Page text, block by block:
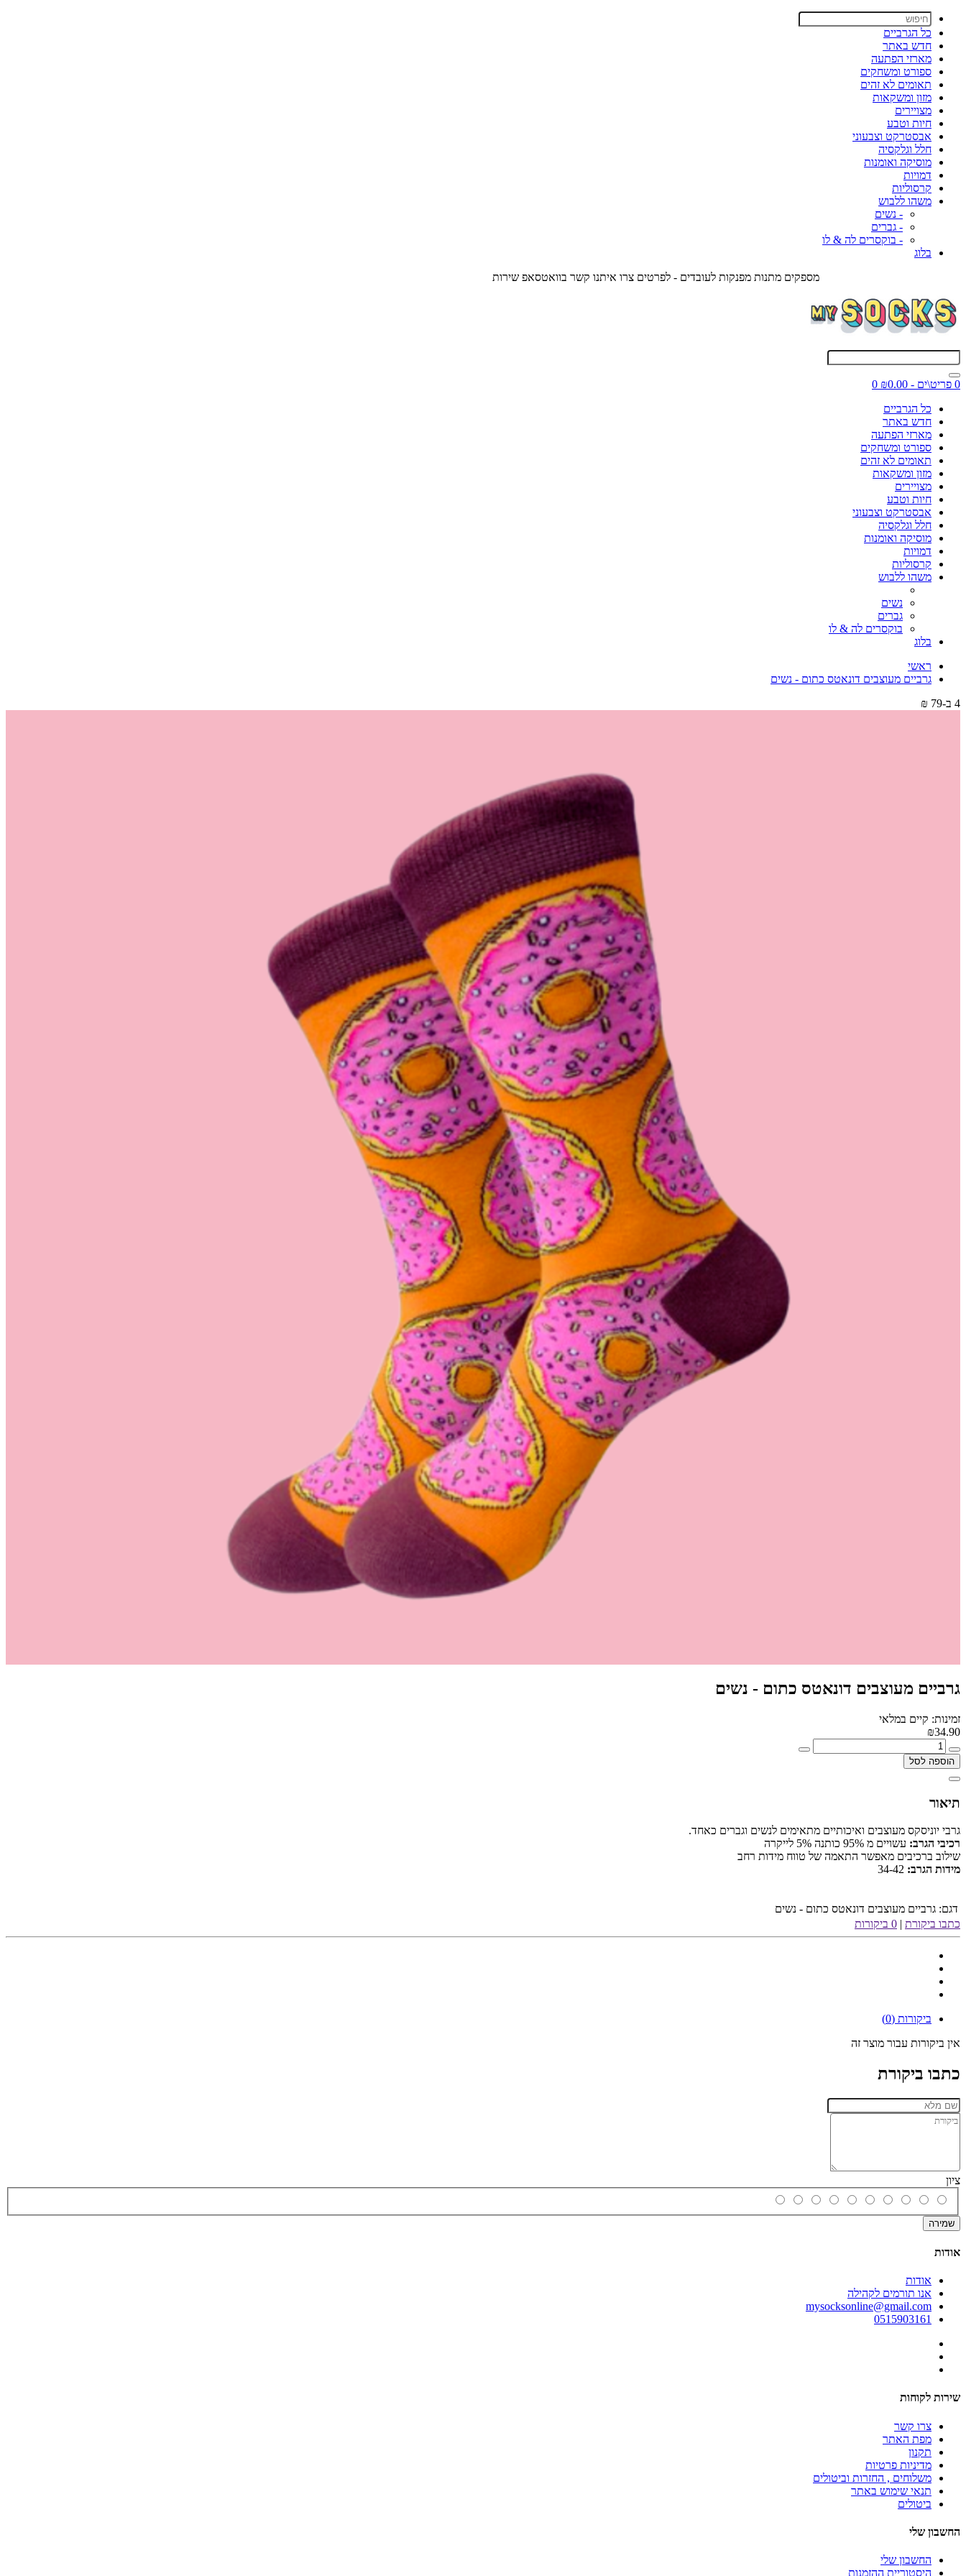
כל הגרביים
חדש באתר
מארזי הפתעה
ספורט ומשחקים
תאומים לא זהים
מזון ומשקאות
מצויירים
חיות וטבע
אבסטרקט וצבעוני
חלל וגלקסיה
מוסיקה ואומנות
דמויות
קרסוליות
משהו ללבוש
- נשים
- גברים
- בוקסרים לה & לו
בלוג
מספקים מתנות מפנקות לעובדים - לפרטים צרו איתנו קשר בוואטסאפ שירות
0 פריט\ים - ₪0.00
0
כל הגרביים
חדש באתר
מארזי הפתעה
ספורט ומשחקים
תאומים לא זהים
מזון ומשקאות
מצויירים
חיות וטבע
אבסטרקט וצבעוני
חלל וגלקסיה
מוסיקה ואומנות
דמויות
קרסוליות
משהו ללבוש
נשים
גברים
בוקסרים לה & לו
בלוג
ראשי
גרביים מעוצבים דונאטס כתום - נשים
4 ב-79 ₪
גרביים מעוצבים דונאטס כתום - נשים
זמינות: קיים במלאי
₪34.90
הוספה לסל
תיאור
גרבי יוניסקס מעוצבים ואיכותיים מתאימים לנשים וגברים כאחד.
רכיבי הגרב: עשויים מ 95% כותנה 5% לייקרה
שילוב ברכיבים מאפשר התאמה של טווח מידות רחב
מידות הגרב: 34-42
דגם: גרביים מעוצבים דונאטס כתום - נשים
כתבו ביקורת | 0 ביקורות
ביקורות (0)
אין ביקורות עבור מוצר זה
כתבו ביקורת
ציון
שמירה
אודות
אודות
אנו תורמים לקהילה
mysocksonline@gmail.com
0515903161
שירות לקוחות
צרו קשר
מפת האתר
תקנון
מדיניות פרטיות
משלוחים , החזרות וביטולים
תנאי שימוש באתר
ביטולים
החשבון שלי
החשבון שלי
היסטוריית ההזמנות